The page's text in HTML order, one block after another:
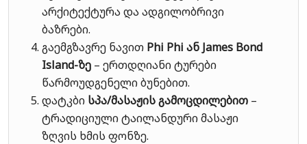
არქიტექტურა და ადგილობრივი
ბაზრები.
გაემგზავრე ნავით Phi Phi ან James Bond
Island-ზე – ერთდღიანი ტურები
წარმოუდგენელი ბუნებით.
დატკბი სპა/მასაჟის გამოცდილებით –
ტრადიციული ტაილანდური მასაჟი
ზღვის ხმის ფონზე.